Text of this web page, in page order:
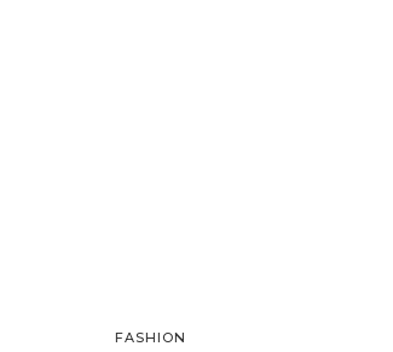
FASHION